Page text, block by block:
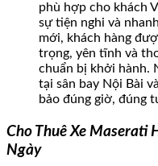
phù hợp cho khách
sự tiện nghi và
mới, khách hàng
trọng, yên tĩnh và
chuẩn bị khởi hành.
tại sân bay Nội Bài
bảo đúng giờ, đúng
Cho Thuê Xe Maserati
Ngày